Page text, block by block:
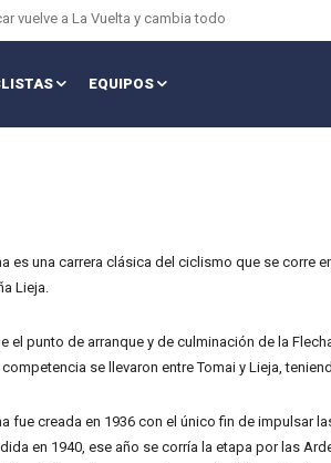
vuelve a La Vuelta y cambia todo
EQUIPOS
es una carrera clásica del ciclismo que se corre
Lieja.
el punto de arranque y de culminación de la
se llevaron entre Tomai y Lieja,
fue creada en 1936 con el único fin de impulsar
en 1940, ese año se corría la etapa por las